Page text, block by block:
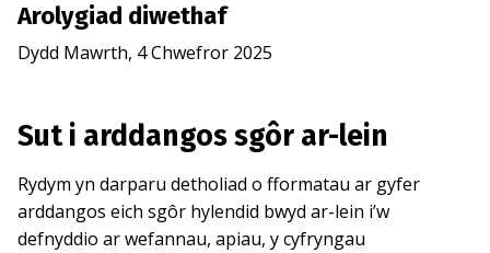
Arolygiad diwethaf
Dydd Mawrth, 4 Chwefror 2025
Sut i arddangos sgôr ar-lein
Rydym yn darparu detholiad o fformatau ar gyfer
arddangos eich sgôr hylendid bwyd ar-lein i’w
defnyddio ar wefannau, apiau, y cyfryngau